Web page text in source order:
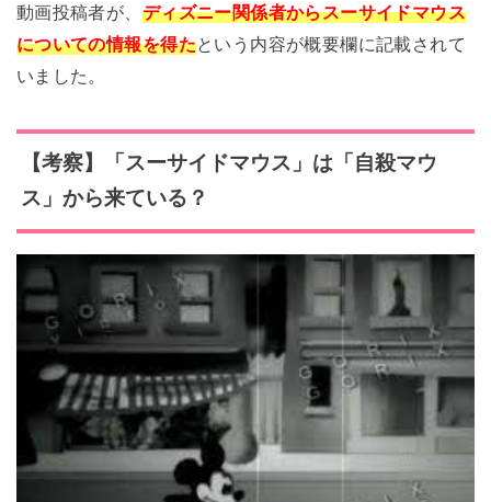
動画投稿者が、 ディズニー関係者からスーサイドマウス
についての情報を得たという内容が概要欄に記載されて
いました。
【考察】「スーサイドマウス」は「自殺マウ
ス」から来ている？